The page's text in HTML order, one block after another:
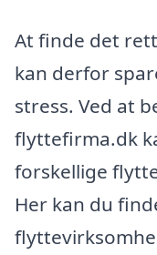
At finde det
kan derfor
stress. Ved at
flyttefirma.dk
forskellige
Her kan du